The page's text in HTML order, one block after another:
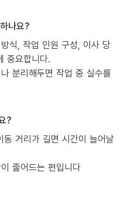
나요?
식, 작업 인원 구성, 이사 당
중요합니다.
분리해두면 작업 중 실수를
?
거리가 길면 시간이 늘어날
줄어드는 편입니다